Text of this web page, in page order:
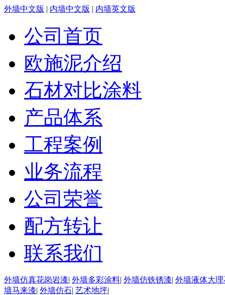
外墙中文版 | 内墙中文版 | 内墙英文版
公司首页
欧施泥介绍
石材对比涂料
产品体系
工程案例
业务流程
公司荣誉
配方转让
联系我们
外墙仿真花岗岩漆| 外墙多彩涂料| 外墙仿铁锈漆| 外墙液体大理
墙马来漆| 外墙仿石| 艺术地坪|